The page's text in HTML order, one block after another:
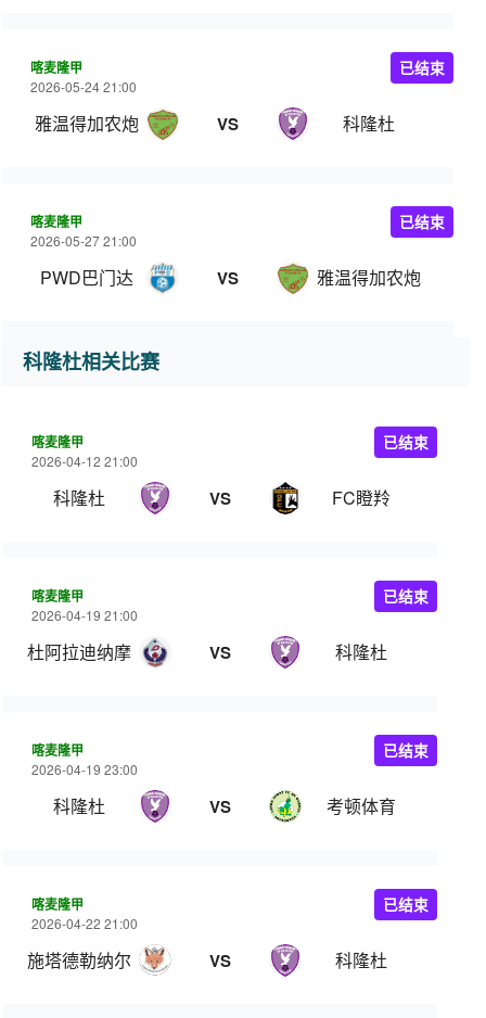
喀麦隆甲
2026-05-24 21:00
雅温得加农炮 VS 科隆杜
已结束
喀麦隆甲
2026-05-27 21:00
PWD巴门达 VS 雅温得加农炮
已结束
科隆杜相关比赛
喀麦隆甲
2026-04-12 21:00
科隆杜 VS FC瞪羚
已结束
喀麦隆甲
2026-04-19 21:00
杜阿拉迪纳摩 VS 科隆杜
已结束
喀麦隆甲
2026-04-19 23:00
科隆杜 VS 考顿体育
已结束
喀麦隆甲
2026-04-22 21:00
施塔德勒纳尔 VS 科隆杜
已结束